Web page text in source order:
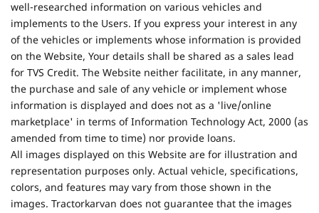
well-researched information on various vehicles and
implements to the Users. If you express your interest in any
of the vehicles or implements whose information is provided
on the Website, Your details shall be shared as a sales lead
for TVS Credit. The Website neither facilitate, in any manner,
the purchase and sale of any vehicle or implement whose
information is displayed and does not as a 'live/online
marketplace' in terms of Information Technology Act, 2000 (as
amended from time to time) nor provide loans.
All images displayed on this Website are for illustration and
representation purposes only. Actual vehicle, specifications,
colors, and features may vary from those shown in the
images. Tractorkarvan does not guarantee that the images